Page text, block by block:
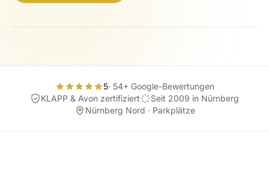
5· 54+ Google-Bewertungen
KLAPP & Avon zertifiziert
Seit 2009 in Nürnberg
Nürnberg Nord · Parkplätze